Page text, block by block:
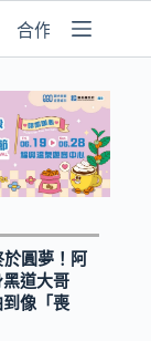
合作媒體
於圓夢！阿
黑道大哥
像「喪